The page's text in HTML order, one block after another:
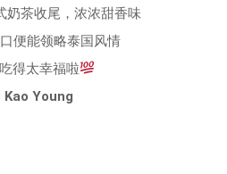
奶茶收尾，浓浓甜香味
便能领略泰国风情
得太幸福啦
Kao Young